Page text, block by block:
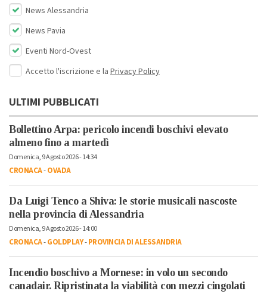
News Alessandria
News Pavia
Eventi Nord-Ovest
Accetto l'iscrizione e la Privacy Policy
ULTIMI PUBBLICATI
Bollettino Arpa: pericolo incendi boschivi elevato
almeno fino a martedì
Domenica, 9 Agosto 2026 - 14:34
CRONACA-OVADA
Da Luigi Tenco a Shiva: le storie musicali nascoste
nella provincia di Alessandria
Domenica, 9 Agosto 2026 - 14:00
CRONACA-GOLDPLAY-PROVINCIA DI ALESSANDRIA
Incendio boschivo a Mornese: in volo un secondo
canadair. Ripristinata la viabilità con mezzi cingolati